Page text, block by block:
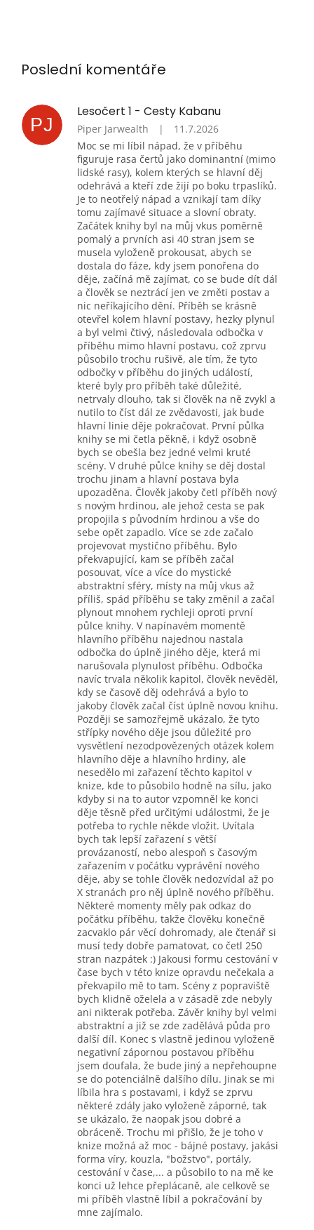
Poslední komentáře
PJ
Lesočert 1 - Cesty Kabanu
Piper Jarwealth |
11.7.2026
Moc se mi líbil nápad, že v příběhu
figuruje rasa čertů jako dominantní (mimo
lidské rasy), kolem kterých se hlavní děj
odehrává a kteří zde žijí po boku trpaslíků.
Je to neotřelý nápad a vznikají tam díky
tomu zajímavé situace a slovní obraty.
Začátek knihy byl na můj vkus poměrně
pomalý a prvních asi 40 stran jsem se
musela vyloženě prokousat, abych se
dostala do fáze, kdy jsem ponořena do
děje, začíná mě zajímat, co se bude dít dál
a člověk se neztrácí jen ve změti postav a
nic neříkajícího dění. Příběh se krásně
otevřel kolem hlavní postavy, hezky plynul
a byl velmi čtivý, následovala odbočka v
příběhu mimo hlavní postavu, což zprvu
působilo trochu rušivě, ale tím, že tyto
odbočky v příběhu do jiných událostí,
které byly pro příběh také důležité,
netrvaly dlouho, tak si člověk na ně zvykl a
nutilo to číst dál ze zvědavosti, jak bude
hlavní linie děje pokračovat. První půlka
knihy se mi četla pěkně, i když osobně
bych se obešla bez jedné velmi kruté
scény. V druhé půlce knihy se děj dostal
trochu jinam a hlavní postava byla
upozaděna. Člověk jakoby četl příběh nový
s novým hrdinou, ale jehož cesta se pak
propojila s původním hrdinou a vše do
sebe opět zapadlo. Více se zde začalo
projevovat mystično příběhu. Bylo
překvapující, kam se příběh začal
posouvat, více a více do mystické
abstraktní sféry, místy na můj vkus až
příliš, spád příběhu se taky změnil a začal
plynout mnohem rychleji oproti první
půlce knihy. V napínavém momentě
hlavního příběhu najednou nastala
odbočka do úplně jiného děje, která mi
narušovala plynulost příběhu. Odbočka
navíc trvala několik kapitol, člověk nevěděl,
kdy se časově děj odehrává a bylo to
jakoby člověk začal číst úplně novou knihu.
Později se samozřejmě ukázalo, že tyto
střípky nového děje jsou důležité pro
vysvětlení nezodpovězených otázek kolem
hlavního děje a hlavního hrdiny, ale
nesedělo mi zařazení těchto kapitol v
knize, kde to působilo hodně na sílu, jako
kdyby si na to autor vzpomněl ke konci
děje těsně před určitými událostmi, že je
potřeba to rychle někde vložit. Uvítala
bych tak lepší zařazení s větší
provázaností, nebo alespoň s časovým
zařazením v počátku vyprávění nového
děje, aby se tohle člověk nedozvídal až po
X stranách pro něj úplně nového příběhu.
Některé momenty měly pak odkaz do
počátku příběhu, takže člověku konečně
zacvaklo pár věcí dohromady, ale čtenář si
musí tedy dobře pamatovat, co četl 250
stran nazpátek :) Jakousi formu cestování v
čase bych v této knize opravdu nečekala a
překvapilo mě to tam. Scény z popraviště
bych klidně oželela a v zásadě zde nebyly
ani nikterak potřeba. Závěr knihy byl velmi
abstraktní a již se zde zadělává půda pro
další díl. Konec s vlastně jedinou vyloženě
negativní zápornou postavou příběhu
jsem doufala, že bude jiný a nepřehoupne
se do potenciálně dalšího dílu. Jinak se mi
líbila hra s postavami, i když se zprvu
některé zdály jako vyloženě záporné, tak
se ukázalo, že naopak jsou dobré a
obráceně. Trochu mi přišlo, že je toho v
knize možná až moc - bájné postavy, jakási
forma víry, kouzla, "božstvo", portály,
cestování v čase,... a působilo to na mě ke
konci už lehce přeplácaně, ale celkově se
mi příběh vlastně líbil a pokračování by
mne zajímalo.